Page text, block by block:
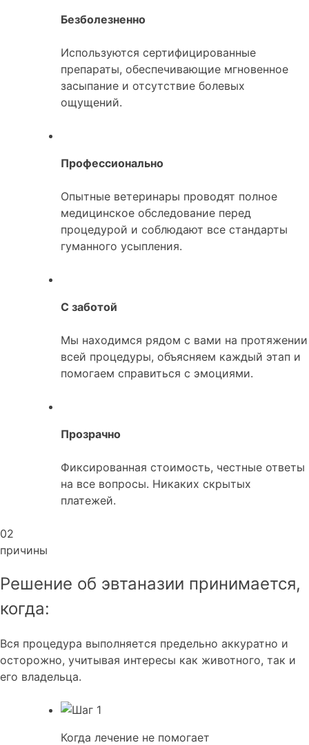
Безболезненно
Используются сертифицированные
препараты, обеспечивающие мгновенное
засыпание и отсутствие болевых
ощущений.
Профессионально
Опытные ветеринары проводят полное
медицинское обследование перед
процедурой и соблюдают все стандарты
гуманного усыпления.
С заботой
Мы находимся рядом с вами на протяжении
всей процедуры, объясняем каждый этап и
помогаем справиться с эмоциями.
Прозрачно
Фиксированная стоимость, честные ответы
на все вопросы. Никаких скрытых
платежей.
02
причины
Решение об эвтаназии принимается,
когда:
Вся процедура выполняется предельно аккуратно и
осторожно, учитывая интересы как животного, так и
его владельца.
Когда лечение не помогает